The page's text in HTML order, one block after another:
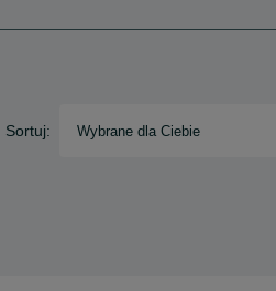
Sortuj: Wybrane dla Ciebie